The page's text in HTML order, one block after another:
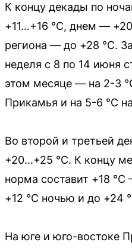
К концу декады по
+11…+16 °С, днем —
региона — до +28 °С.
неделя с 8 по 14 июня
этом месяце — на 2-3
Прикамья и на 5-6 °С
Во второй и третьей
+20…+25 °С. К концу
норма составит +18
+12 °С ночью и до +24
На юге и юго-востоке